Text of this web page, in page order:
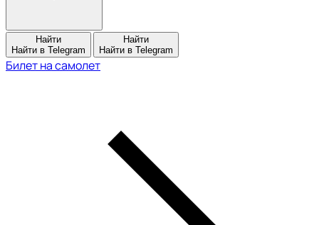
Найти
Найти в Telegram
Найти
Найти в Telegram
Билет на самолет